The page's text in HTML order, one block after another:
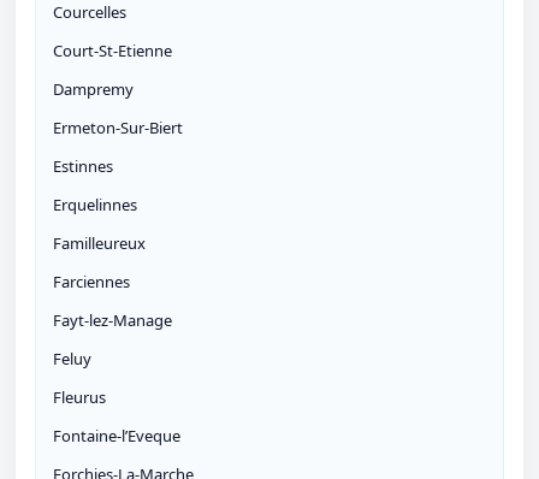
Courcelles
Court-St-Etienne
Dampremy
Ermeton-Sur-Biert
Estinnes
Erquelinnes
Familleureux
Farciennes
Fayt-lez-Manage
Feluy
Fleurus
Fontaine-l’Eveque
Forchies-La-Marche